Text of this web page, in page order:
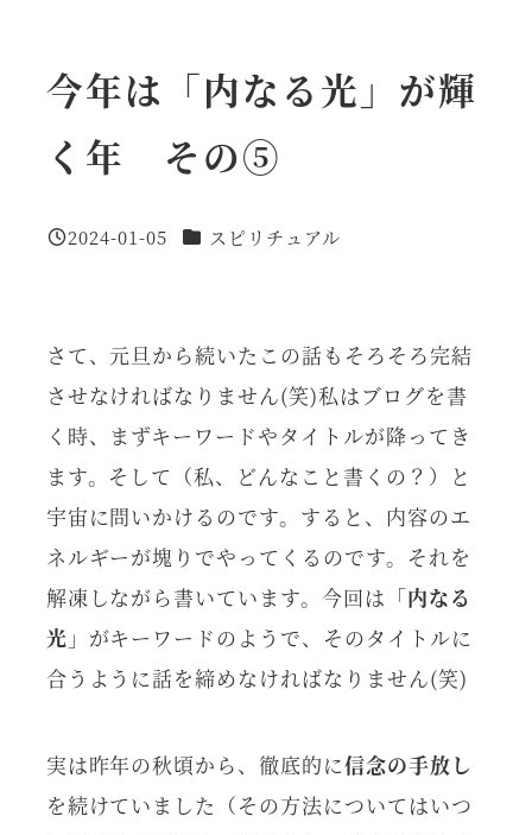
今年は「内なる光」が輝
く年 その⑤
投稿日
2024-01-05 カテゴリー
スピリチュアル
さて、元旦から続いたこの話もそろそろ完結
させなければなりません(笑)私はブログを書
く時、まずキーワードやタイトルが降ってき
ます。そして（私、どんなこと書くの？）と
宇宙に問いかけるのです。すると、内容のエ
ネルギーが塊りでやってくるのです。それを
解凍しながら書いています。今回は「内なる
光 」がキーワードのようで、そのタイトルに
合うように話を締めなければなりません(笑)
実は昨年の秋頃から、徹底的に信念の手放し
を続けていました（その方法についてはいつ